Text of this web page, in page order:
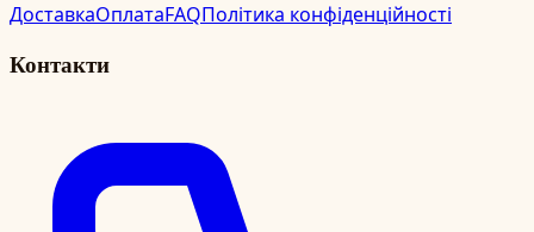
ДоставкаОплатаFAQПолітика конфіденційності
Контакти